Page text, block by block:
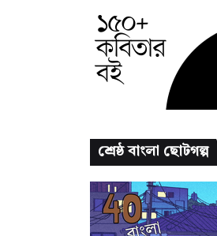
শ্রেষ্ঠ বাংলা ছোটগল্প